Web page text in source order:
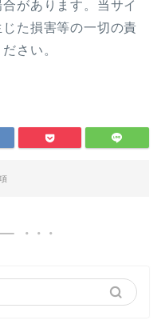
があります。当サイ
た損害等の一切の責
さい。